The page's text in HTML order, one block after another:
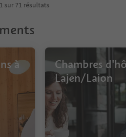
sur 71 résultats
à
Chambres
Lajen/Laion